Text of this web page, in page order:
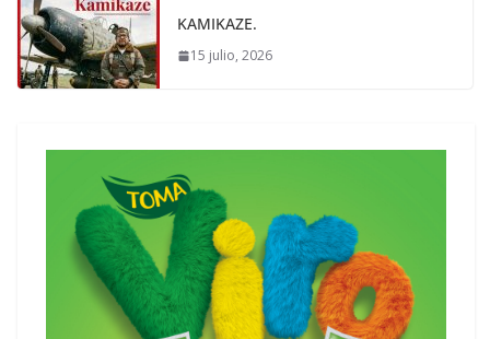
KAMIKAZE.
15 julio, 2026